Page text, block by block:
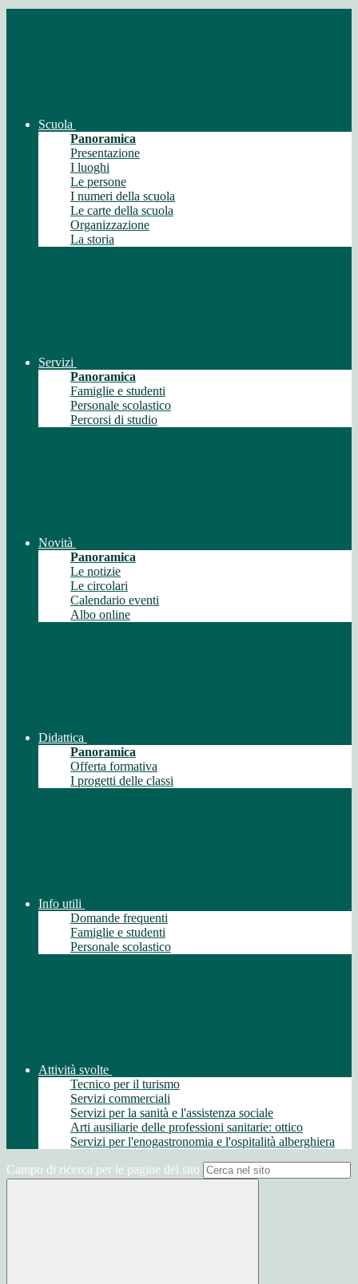
Scuola
Panoramica
Presentazione
I luoghi
Le persone
I numeri della scuola
Le carte della scuola
Organizzazione
La storia
Servizi
Panoramica
Famiglie e studenti
Personale scolastico
Percorsi di studio
Novità
Panoramica
Le notizie
Le circolari
Calendario eventi
Albo online
Didattica
Panoramica
Offerta formativa
I progetti delle classi
Info utili
Domande frequenti
Famiglie e studenti
Personale scolastico
Attività svolte
Tecnico per il turismo
Servizi commerciali
Servizi per la sanità e l'assistenza sociale
Arti ausiliarie delle professioni sanitarie: ottico
Servizi per l'enogastronomia e l'ospitalità alberghiera
Campo di ricerca per le pagine del sito